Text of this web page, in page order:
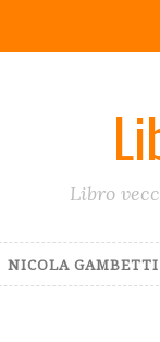
Libro
NICOLA GAMBETTI